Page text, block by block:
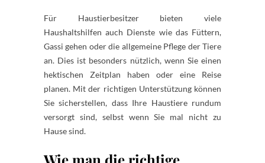
Für Haustierbesitzer bieten viele
Haushaltshilfen auch Dienste wie das Füttern,
Gassi gehen oder die allgemeine Pflege der Tiere
an. Dies ist besonders nützlich, wenn Sie einen
hektischen Zeitplan haben oder eine Reise
planen. Mit der richtigen Unterstützung können
Sie sicherstellen, dass Ihre Haustiere rundum
versorgt sind, selbst wenn Sie mal nicht zu
Hause sind.